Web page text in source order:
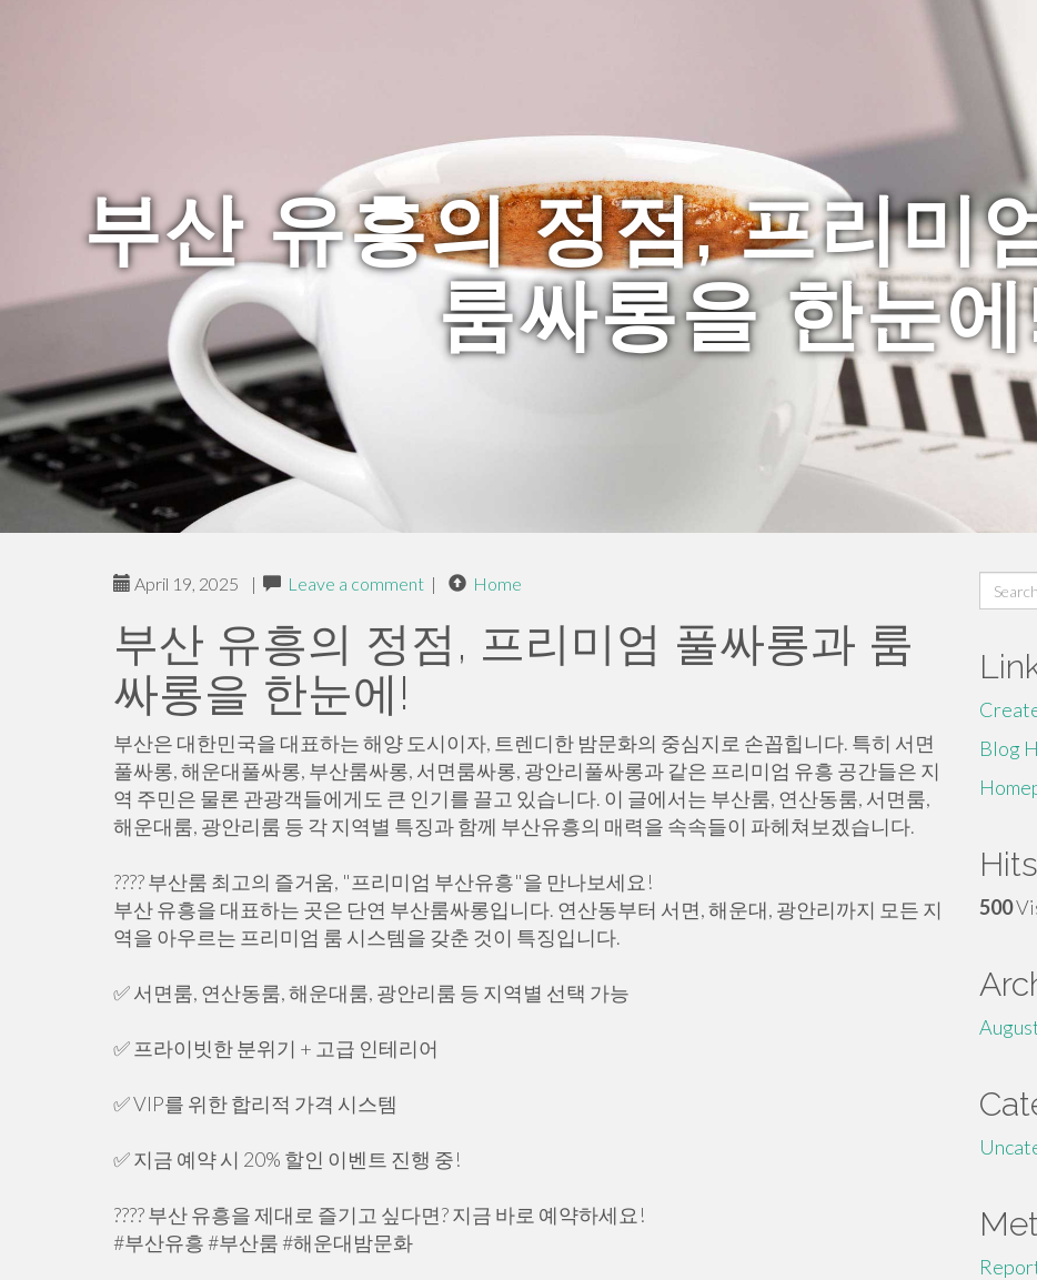
부산 유흥의 정점, 프리미
룸싸롱을 한눈
April 19, 2025 | Leave a comment | Home
부산 유흥의 정점, 프리미엄 풀싸롱과 룸
싸롱을 한눈에!
부산은 대한민국을 대표하는 해양 도시이자, 트렌디한 밤문화의 중심지로 손꼽힙니다. 특히 서면
풀싸롱, 해운대풀싸롱, 부산룸싸롱, 서면룸싸롱, 광안리풀싸롱과 같은 프리미엄 유흥 공간들은 지
역 주민은 물론 관광객들에게도 큰 인기를 끌고 있습니다. 이 글에서는 부산룸, 연산동룸, 서면룸,
해운대룸, 광안리룸 등 각 지역별 특징과 함께 부산유흥의 매력을 속속들이 파헤쳐보겠습니다.
???? 부산룸 최고의 즐거움, "프리미엄 부산유흥"을 만나보세요!
부산 유흥을 대표하는 곳은 단연 부산룸싸롱입니다. 연산동부터 서면, 해운대, 광안리까지 모든 지
역을 아우르는 프리미엄 룸 시스템을 갖춘 것이 특징입니다.
✅ 서면룸, 연산동룸, 해운대룸, 광안리룸 등 지역별 선택 가능
✅ 프라이빗한 분위기 + 고급 인테리어
✅ VIP를 위한 합리적 가격 시스템
✅ 지금 예약 시 20% 할인 이벤트 진행 중!
???? 부산 유흥을 제대로 즐기고 싶다면? 지금 바로 예약하세요!
#부산유흥 #부산룸 #해운대밤문화
Search
for:
Blog
Hits
500